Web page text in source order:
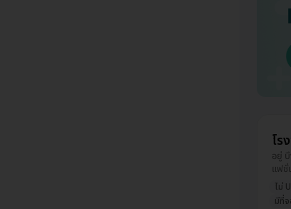
โร
อยู่
แฟชั่
ไม่
มีที่